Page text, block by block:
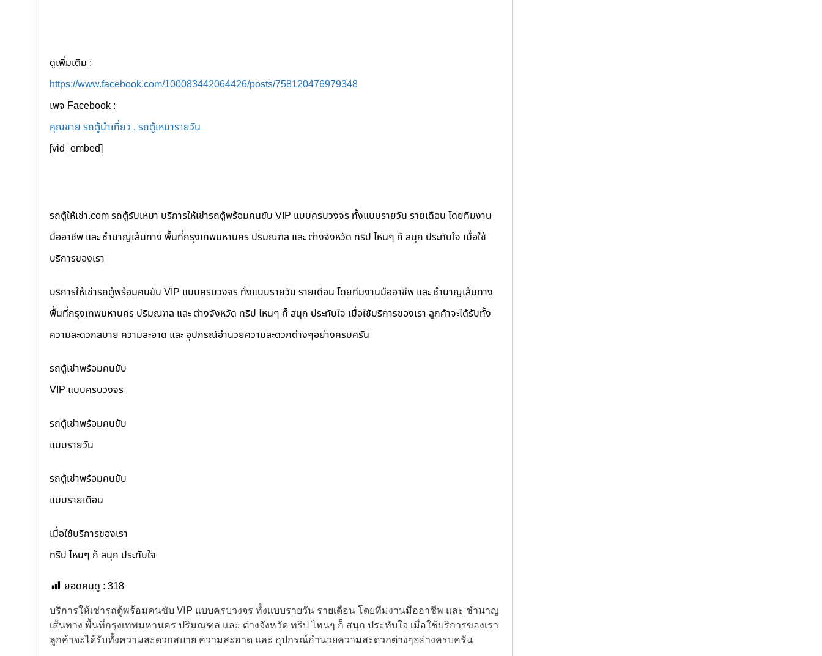
ดูเพิ่มเติม :
https://www.facebook.com/100083442064426/posts/758120476979348
เพจ Facebook :
คุณชาย รถตู้นำเที่ยว , รถตู้เหมารายวัน
[vid_embed]
รถตู้ให้เช่า.com รถตู้รับเหมา บริการให้เช่ารถตู้พร้อมคนขับ VIP แบบครบวงจร ทั้งแบบรายวัน รายเดือน โดยทีมงาน
มืออาชีพ และ ชำนาญเส้นทาง พื้นที่กรุงเทพมหานคร ปริมณฑล และ ต่างจังหวัด ทริป ไหนๆ ก็ สนุก ประทับใจ เมื่อใช้
บริการของเรา
บริการให้เช่ารถตู้พร้อมคนขับ VIP แบบครบวงจร ทั้งแบบรายวัน รายเดือน โดยทีมงานมืออาชีพ และ ชำนาญเส้นทาง
พื้นที่กรุงเทพมหานคร ปริมณฑล และ ต่างจังหวัด ทริป ไหนๆ ก็ สนุก ประทับใจ เมื่อใช้บริการของเรา ลูกค้าจะได้รับทั้ง
ความสะดวกสบาย ความสะอาด และ อุปกรณ์อำนวยความสะดวกต่างๆอย่างครบครัน
รถตู้เช่าพร้อมคนขับ
VIP แบบครบวงจร
รถตู้เช่าพร้อมคนขับ
แบบรายวัน
รถตู้เช่าพร้อมคนขับ
แบบรายเดือน
เมื่อใช้บริการของเรา
ทริป ไหนๆ ก็ สนุก ประทับใจ
ยอดคนดู : 318
บริการให้เช่ารถตู้พร้อมคนขับ VIP แบบครบวงจร ทั้งแบบรายวัน รายเดือน โดยทีมงานมืออาชีพ และ ชำนาญ
เส้นทาง พื้นที่กรุงเทพมหานคร ปริมณฑล และ ต่างจังหวัด ทริป ไหนๆ ก็ สนุก ประทับใจ เมื่อใช้บริการของเรา
ลูกค้าจะได้รับทั้งความสะดวกสบาย ความสะอาด และ อุปกรณ์อำนวยความสะดวกต่างๆอย่างครบครัน